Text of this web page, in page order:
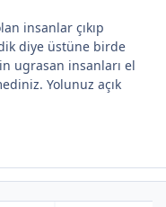
insanlar çıkıp
diye üstüne birde
ugrasan insanları el
Yolunuz açık